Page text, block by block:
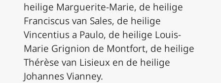
heilige Marguerite-Marie, de heilige
Franciscus van Sales, de heilige
Vincentius a Paulo, de heilige Louis-
Marie Grignion de Montfort, de heilige
Thérèse van Lisieux en de heilige
Johannes Vianney.